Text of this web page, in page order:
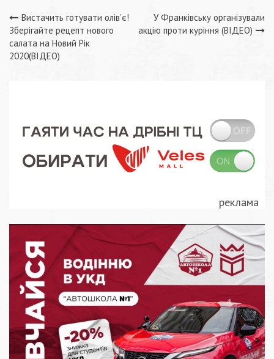
Навігація
записів
Вистачить готувати олів’є!
Зберігайте рецепт нового
салата на Новий Рік
2020(ВІДЕО)
У Франківську організували
акцію проти куріння (ВІДЕО)